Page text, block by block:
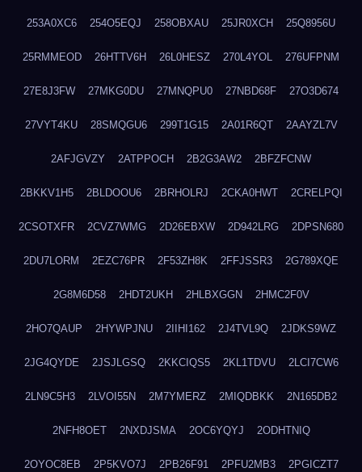
253A0XC6 254O5EQJ 258OBXAU 25JR0XCH 25Q8956U
25RMMEOD 26HTTV6H 26L0HESZ 270L4YOL 276UFPNM
27E8J3FW 27MKG0DU 27MNQPU0 27NBD68F 27O3D674
27VYT4KU 28SMQGU6 299T1G15 2A01R6QT 2AAYZL7V
2AFJGVZY 2ATPPOCH 2B2G3AW2 2BFZFCNW
2BKKV1H5 2BLDOOU6 2BRHOLRJ 2CKA0HWT 2CRELPQI
2CSOTXFR 2CVZ7WMG 2D26EBXW 2D942LRG 2DPSN680
2DU7LORM 2EZC76PR 2F53ZH8K 2FFJSSR3 2G789XQE
2G8M6D58 2HDT2UKH 2HLBXGGN 2HMC2F0V
2HO7QAUP 2HYWPJNU 2IIHI162 2J4TVL9Q 2JDKS9WZ
2JG4QYDE 2JSJLGSQ 2KKCIQS5 2KL1TDVU 2LCI7CW6
2LN9C5H3 2LVOI55N 2M7YMERZ 2MIQDBKK 2N165DB2
2NFH8OET 2NXDJSMA 2OC6YQYJ 2ODHTNIQ
2OYOC8EB 2P5KVO7J 2PB26F91 2PFU2MB3 2PGICZT7